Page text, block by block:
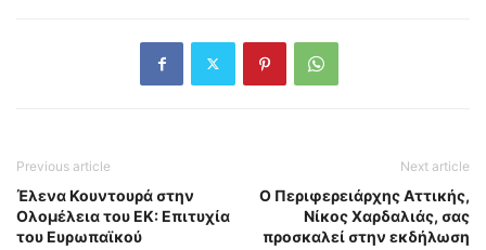
Previous article
Έλενα Κουντουρά στην
Ολομέλεια του ΕΚ: Επιτυχία
του Ευρωπαϊκού
Next article
Ο Περιφερειάρχης Αττικής,
Νίκος Χαρδαλιάς, σας
προσκαλεί στην εκδήλωση